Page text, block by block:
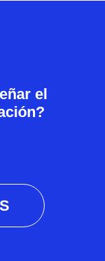
el